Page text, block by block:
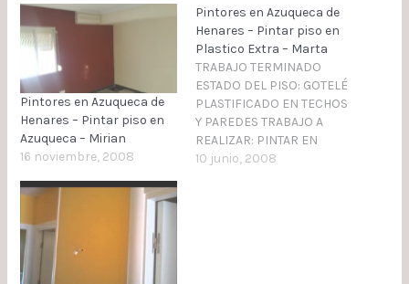
Pintores en Azuqueca de
Henares – Pintar piso en
Azuqueca – Mirian
16 noviembre, 2008
Pintores en Azuqueca de
Henares – Pintar piso en
Plastico Extra – Marta
TRABAJO TERMINADO
ESTADO DEL PISO: GOTELÉ
PLASTIFICADO EN TECHOS
Y PAREDES TRABAJO A
REALIZAR: PINTAR EN
PLASTICO BLANCO Y
10 junio, 2008